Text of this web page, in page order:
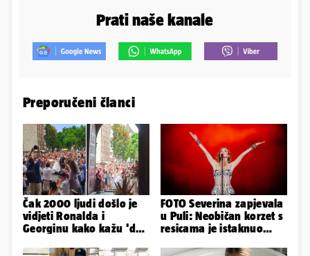
Prati naše kanale
Preporučeni članci
Čak 2000 ljudi došlo je
vidjeti Ronalda i
Georginu kako kažu 'da'.
Nicole!
FOTO Severina zapjevala
u Puli: Neobičan korzet s
resicama je istaknuo